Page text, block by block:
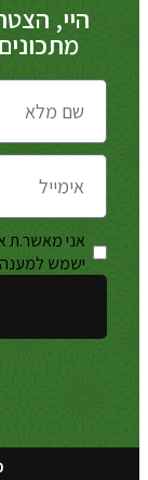
היי,
אני מאשר.ת
ישמש למענה